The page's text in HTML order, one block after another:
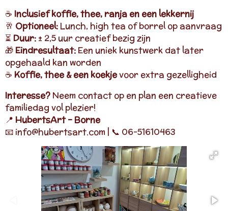
☕ Inclusief koffie, thee, ranja en een lekkernij
🥂 Optioneel: Lunch, high tea of borrel op aanvraag
⏳ Duur: ± 2,5 uur creatief bezig zijn
🎁 Eindresultaat: Een uniek kunstwerk dat later
opgehaald kan worden
☕ Koffie, thee & een koekjevoor extra gezelligheid
Interesse? Neem contact op en plan een creatieve
familiedag vol plezier!
📍 HubertsArt – Borne
📧 info@hubertsart.com | 📞 06-51610463